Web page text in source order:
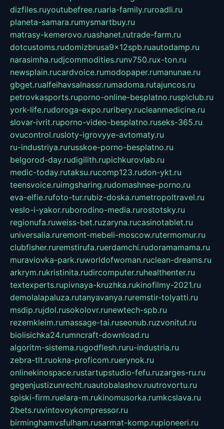
dizfiles.ruyoutubefree.ruaria-family.ruroadli.ru
planeta-samara.rumysmartbuy.ru
matrasy-kemerovo.ruashanet.rutrade-farm.ru
dotcustoms.rudomizbrusa9x12spb.ruautodamp.ru
narasimha.rudjcommodities.runv750.rux-ton.ru
newsplain.rucardvoice.rumodopaper.rumanunae.ru
gbget.rualfeihavsalnassr.rumadoma.rutajuncos.ru
petrovkasports.ruporno-online-besplatno.rusplclub.ru
york-life.rudoroga-expo.ruribery.rucleanmedicine.ru
slovar-ivrit.ruporno-video-besplatno.ruseks-365.ru
ovucontrol.rusloty-igrovyye-avtomaty.ru
ru-industriya.rurusskoe-porno-besplatno.ru
belgorod-day.rudigilith.rupichkurovlab.ru
medic-today.rutaksu.rucomp123.rudon-ykt.ru
teensvoice.ruimgsharing.rudomashnee-porno.ru
eva-elfie.rufoto-tur.rubiz-doska.rumetropoltravel.ru
veslo-i-yakor.ruborodino-media.rurostotsky.ru
regionufa.ruweiss-bet.ruzaryna.rucasinotablet.ru
universalia.ruremont-mebeli-moscow.rutermomur.ru
clubfisher.ruremstirufa.ruerdamchi.rudoramamama.ru
muraviovka-park.ruworldofwoman.ruclean-dreams.ru
arkrym.rukristinita.rudircomputer.ruhealthenter.ru
textexperts.rupivnaya-kruzhka.rukinofilmy-2021.ru
demolalapaluza.rutanyavanya.ruremstir-tolyatti.ru
msdip.rujdol.rusokolovr.runewtech-spb.ru
rezemkleim.rumassage-tai.ruseonub.ruzvonitut.ru
biolisichka24.rumncraft-download.ru
algoritm-sistema.rugodflesh.ruru-industria.ru
zebra-tlt.ruokna-proficom.ruerynok.ru
onlinekinospace.rustartupstudio-fefu.ruzarges-ru.ru
gegenjustizunrecht.ruautobalashov.ruutrovortu.ru
spiski-firm.ruelara-m.rukinomusorka.rumkcslava.ru
2bets.ruvintovoykompressor.ru
birminghamvsfulham.rusarmat-komp.rupioneeri.ru